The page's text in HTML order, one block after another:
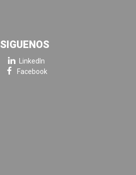
SIGUENOS
LinkedIn
Facebook